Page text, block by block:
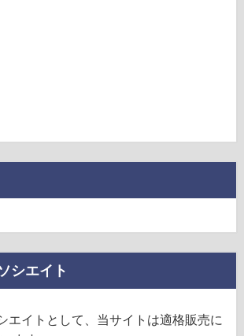
シエイト
エイトとして、当サイトは適格販売に